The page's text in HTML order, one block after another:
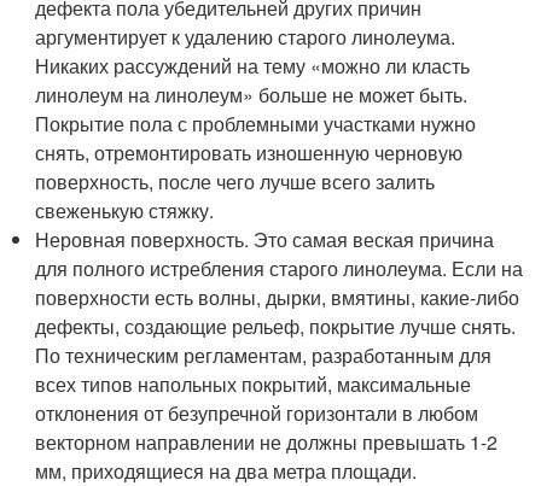
дефекта пола убедительней других причин
аргументирует к удалению старого линолеума.
Никаких рассуждений на тему «можно ли класть
линолеум на линолеум» больше не может быть.
Покрытие пола с проблемными участками нужно
снять, отремонтировать изношенную черновую
поверхность, после чего лучше всего залить
свеженькую стяжку.
Неровная поверхность. Это самая веская причина
для полного истребления старого линолеума. Если на
поверхности есть волны, дырки, вмятины, какие-либо
дефекты, создающие рельеф, покрытие лучше снять.
По техническим регламентам, разработанным для
всех типов напольных покрытий, максимальные
отклонения от безупречной горизонтали в любом
векторном направлении не должны превышать 1-2
мм, приходящиеся на два метра площади.